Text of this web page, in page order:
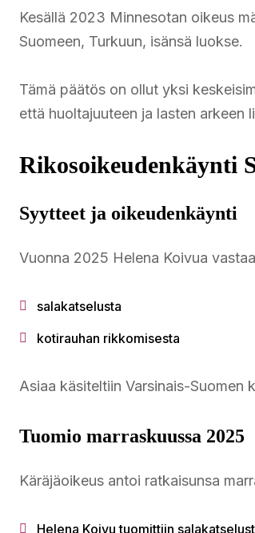
Kesällä 2023 Minnesotan oikeus
Suomeen, Turkuun, isänsä luokse.
Tämä päätös on ollut yksi
että huoltajuuteen ja lasten arkeen
Rikosoikeudenkäynti
Syytteet ja oikeudenkäynti
Vuonna 2025 Helena Koivua
salakatselusta
kotirauhan rikkomisesta
Asiaa käsiteltiin Varsinais-Suomen
Tuomio marraskuussa 2025
Käräjäoikeus antoi ratkaisunsa
Helena Koivu tuomittiin